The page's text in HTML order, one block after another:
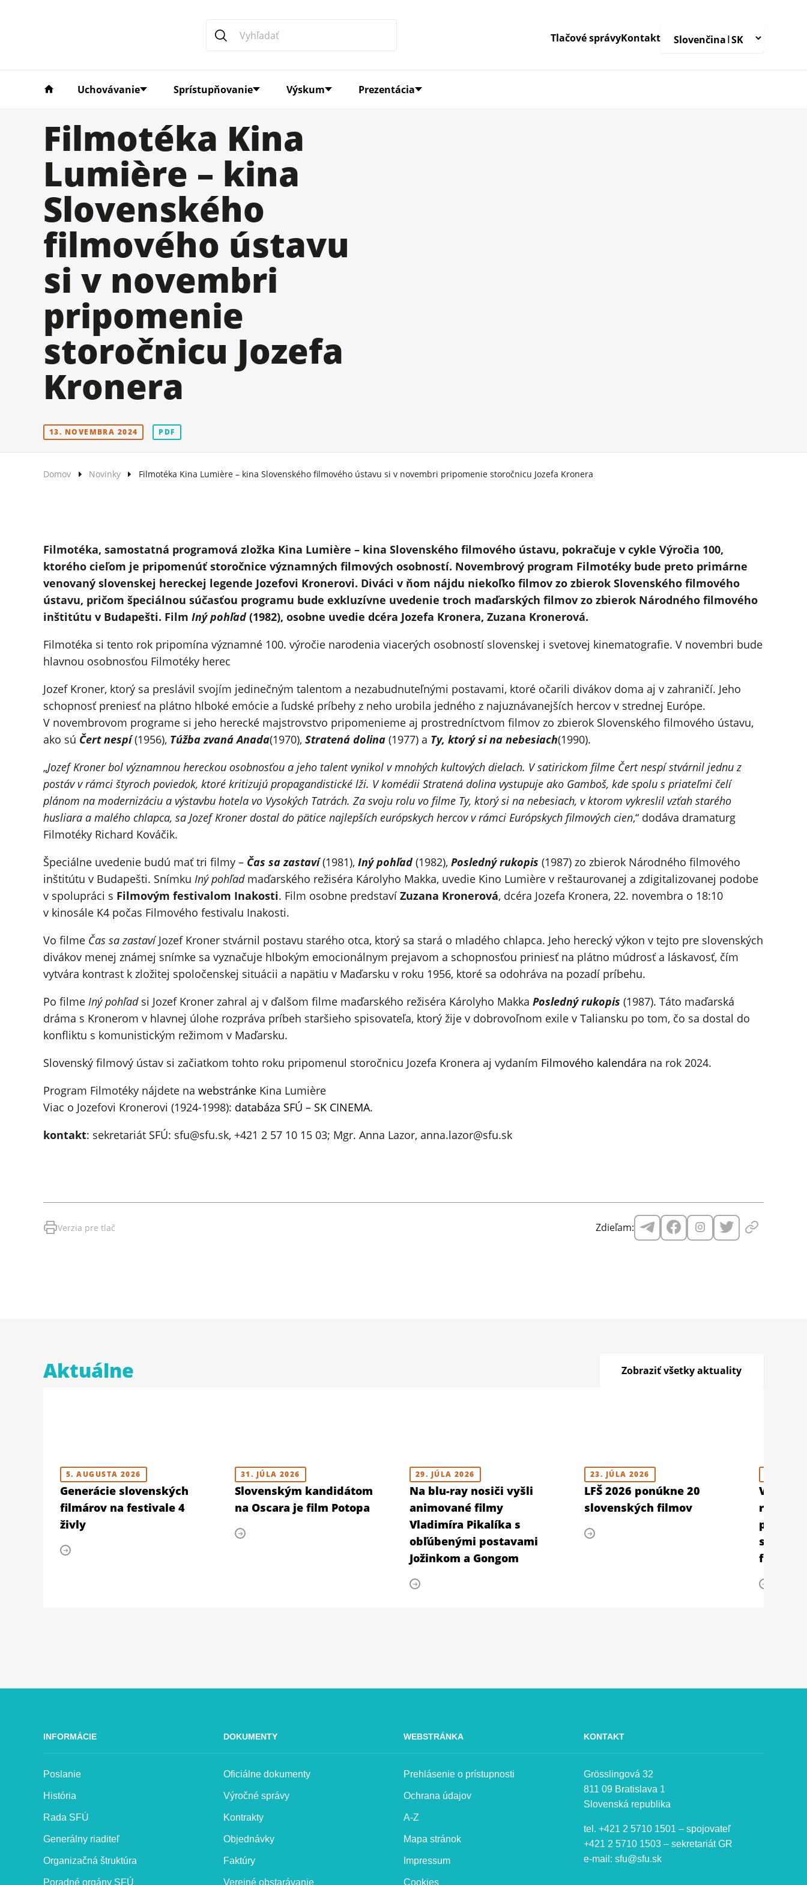
Uchovávanie Sprístupňovanie Výskum Prezentácia
Tlačové správyKontakt
Filmotéka Kina
Lumière – kina
Slovenského
filmového ústavu
si v novembri
pripomenie
storočnicu Jozefa
Kronera
13. NOVEMBRA 2024 PDF
Domov Novinky Filmotéka Kina Lumière – kina Slovenského filmového ústavu si v novembri pripomenie storočnicu Jozefa Kronera
Filmotéka, samostatná programová zložka Kina Lumière – kina Slovenského filmového ústavu, pokračuje v cykle Výročia 100,
ktorého cieľom je pripomenúť storočnice významných filmových osobností. Novembrový program Filmotéky bude preto primárne
venovaný slovenskej hereckej legende Jozefovi Kronerovi. Diváci v ňom nájdu niekoľko filmov zo zbierok Slovenského filmového
ústavu, pričom špeciálnou súčasťou programu bude exkluzívne uvedenie troch maďarských filmov zo zbierok Národného filmového
inštitútu v Budapešti. Film Iný pohľad (1982), osobne uvedie dcéra Jozefa Kronera, Zuzana Kronerová.
Filmotéka si tento rok pripomína významné 100. výročie narodenia viacerých osobností slovenskej i svetovej kinematografie. V novembri bude
hlavnou osobnosťou Filmotéky herec
Jozef Kroner, ktorý sa preslávil svojím jedinečným talentom a nezabudnuteľnými postavami, ktoré očarili divákov doma aj v zahraničí. Jeho
schopnosť preniesť na plátno hlboké emócie a ľudské príbehy z neho urobila jedného z najuznávanejších hercov v strednej Európe.
V novembrovom programe si jeho herecké majstrovstvo pripomenieme aj prostredníctvom filmov zo zbierok Slovenského filmového ústavu,
ako sú Čert nespí(1956), Túžba zvaná Anada(1970), Stratená dolina (1977) a Ty, ktorý si na nebesiach(1990).
„Jozef Kroner bol významnou hereckou osobnosťou a jeho talent vynikol v mnohých kultových dielach. V satirickom filme Čert nespí stvárnil jednu z
postáv v rámci štyroch poviedok, ktoré kritizujú propagandistické lži. V komédii Stratená dolina vystupuje ako Gamboš, kde spolu s priateľmi čelí
plánom na modernizáciu a výstavbu hotela vo Vysokých Tatrách. Za svoju rolu vo filme Ty, ktorý si na nebesiach, v ktorom vykreslil vzťah starého
husliara a malého chlapca, sa Jozef Kroner dostal do pätice najlepších európskych hercov v rámci Európskych filmových cien,“ dodáva dramaturg
Filmotéky Richard Kováčik.
Špeciálne uvedenie budú mať tri filmy – Čas sa zastaví (1981), Iný pohľad (1982), Posledný rukopis (1987) zo zbierok Národného filmového
inštitútu v Budapešti. Snímku Iný pohľadmaďarského režiséra Károlyho Makka, uvedie Kino Lumière v reštaurovanej a zdigitalizovanej podobe
v spolupráci s Filmovým festivalom Inakosti. Film osobne predstaví Zuzana Kronerová, dcéra Jozefa Kronera, 22. novembra o 18:10
v kinosále K4 počas Filmového festivalu Inakosti.
Vo filme Čas sa zastavíJozef Kroner stvárnil postavu starého otca, ktorý sa stará o mladého chlapca. Jeho herecký výkon v tejto pre slovenských
divákov menej známej snímke sa vyznačuje hlbokým emocionálnym prejavom a schopnosťou priniesť na plátno múdrosť a láskavosť, čím
vytvára kontrast k zložitej spoločenskej situácii a napätiu v Maďarsku v roku 1956, ktoré sa odohráva na pozadí príbehu.
Po filme Iný pohľadsi Jozef Kroner zahral aj v ďalšom filme maďarského režiséra Károlyho Makka Posledný rukopis (1987). Táto maďarská
dráma s Kronerom v hlavnej úlohe rozpráva príbeh staršieho spisovateľa, ktorý žije v dobrovoľnom exile v Taliansku po tom, čo sa dostal do
konfliktu s komunistickým režimom v Maďarsku.
Slovenský filmový ústav si začiatkom tohto roku pripomenul storočnicu Jozefa Kronera aj vydaním Filmového kalendára na rok 2024.
Program Filmotéky nájdete na webstránke Kina Lumière
Viac o Jozefovi Kronerovi (1924-1998): databáza SFÚ – SK CINEMA.
kontakt: sekretariát SFÚ: sfu@sfu.sk, +421 2 57 10 15 03; Mgr. Anna Lazor, anna.lazor@sfu.sk
Verzia pre tlač Zdieľam:
Aktuálne
5. AUGUSTA 2026
Generácie slovenských
filmárov na festivale 4
živly
31. JÚLA 2026
Slovenským kandidátom
na Oscara je film Potopa
29. JÚLA 2026
Na blu-ray nosiči vyšli
animované filmy
Vladimíra Pikalíka s
obľúbenými postavami
Jožinkom a Gongom
23. JÚLA 2026
LFŠ 2026 ponúkne 20
slovenských filmov
V
filmu
Zobraziť všetky aktuality
INFORMÁCIE
Poslanie
História
Rada SFÚ
Generálny riaditeľ
Organizačná štruktúra
Poradné orgány SFÚ
DOKUMENTY
Oficiálne dokumenty
Výročné správy
Kontrakty
Objednávky
Faktúry
Verejné obstarávanie
WEBSTRÁNKA
Prehlásenie o prístupnosti
Ochrana údajov
A-Z
Mapa stránok
Impressum
Cookies
KONTAKT
Grösslingová 32
811 09 Bratislava 1
Slovenská republika
tel. +421 2 5710 1501 – spojovateľ
+421 2 5710 1503 – sekretariát GR
e-mail: sfu@sfu.sk